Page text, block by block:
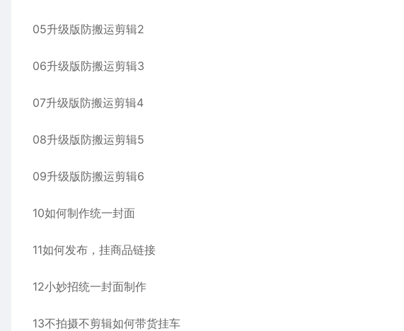
05升级版防搬运剪辑2
06升级版防搬运剪辑3
07升级版防搬运剪辑4
08升级版防搬运剪辑5
09升级版防搬运剪辑6
10如何制作统一封面
11如何发布，挂商品链接
12小妙招统一封面制作
13不拍摄不剪辑如何带货挂车